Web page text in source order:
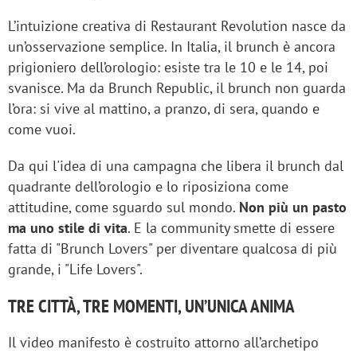
L’intuizione creativa di Restaurant Revolution nasce da
un’osservazione semplice. In Italia, il brunch è ancora
prigioniero dell’orologio: esiste tra le 10 e le 14, poi
svanisce. Ma da Brunch Republic, il brunch non guarda
l’ora: si vive al mattino, a pranzo, di sera, quando e
come vuoi.
Da qui l'idea di una campagna che libera il brunch dal
quadrante dell’orologio e lo riposiziona come
attitudine, come sguardo sul mondo. Non più un pasto
ma uno stile di vita. E la community smette di essere
fatta di "Brunch Lovers" per diventare qualcosa di più
grande, i "Life Lovers".
TRE CITTÀ, TRE MOMENTI, UN’UNICA ANIMA
Il video manifesto è costruito attorno all’archetipo